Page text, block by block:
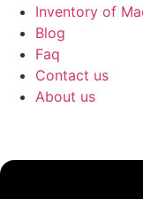
Inventory of
Blog
Faq
Contact us
About us